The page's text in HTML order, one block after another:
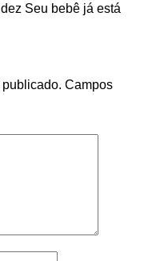
Seu bebê já está
Campos